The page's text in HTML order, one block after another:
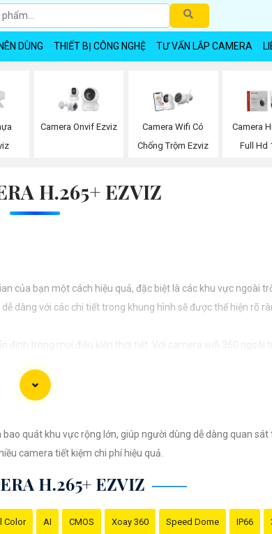
DÙNG THIẾT BỊ CÔNG NGHỆ TƯ VẤN LẮP CAMERA
Camera Onvif Ezviz
Camera Wifi Có
Chống Trộm Ezviz
Camera
Full Hd
H.265+ EZVIZ
của bạn một cách hiệu quả, đặc biệt là các khu vực ngoài
dàng với các chi tiết trong khung hình sẽ được thể hiện rõ
trong mọi điều kiện thời tiết. ️Với camera wifi 360 ngoài
quát khu vực rộng lớn, giúp người dùng dễ dàng quan
camera tiết kiệm chi phí hiệu quả.
H.265+ EZVIZ
Color AI CMOS Xoay 360 Speed Dome IP66